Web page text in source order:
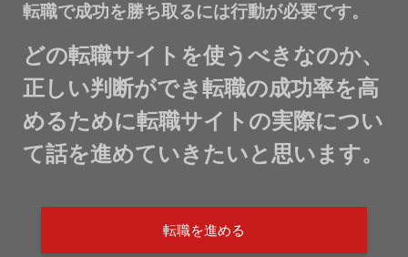
転職で成功を勝ち取るには行動が必要です。
どの転職サイトを使うべきなのか、
正しい判断ができ転職の成功率を高
めるために転職サイトの実際につい
て話を進めていきたいと思います。
転職を進める